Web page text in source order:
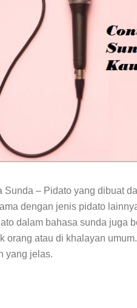
Sunda – Pidato yang dibuat
dengan jenis pidato
dalam bahasa sunda juga
orang atau di khalayan
yang jelas.